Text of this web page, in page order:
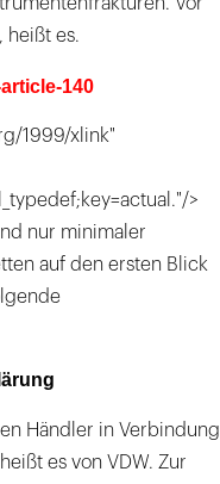
Vor
heißt es.
140
1999/xlink"
>
nur minimaler
auf den ersten Blick
Händler in Verbindung
es von VDW. Zur